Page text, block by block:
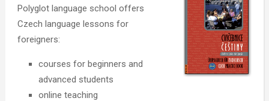
Polyglot language school offers
Czech language lessons for
foreigners:
courses for beginners and
advanced students
online teaching